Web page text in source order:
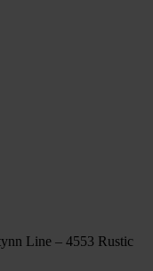
Line – 4553 Rustic